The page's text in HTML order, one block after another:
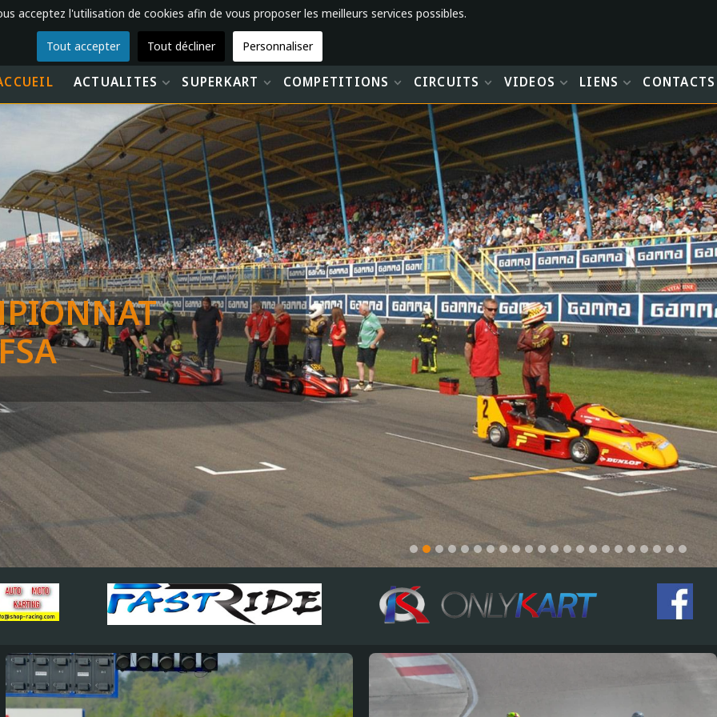
ACTUALITES SUPERKART COMPETITIONS CIRCUITS VIDEOS LIENS CONTACTS
acceptez l'utilisation de cookies afin de vous proposer les meilleurs services possibles.
Tout accepter Tout décliner
Personnaliser